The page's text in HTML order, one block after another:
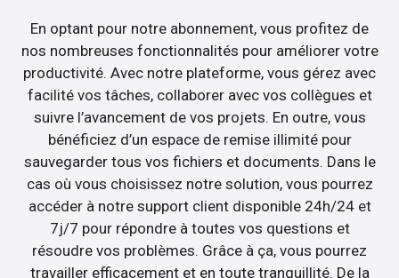
En optant pour notre abonnement, vous profitez de
nos nombreuses fonctionnalités pour améliorer votre
productivité. Avec notre plateforme, vous gérez avec
facilité vos tâches, collaborer avec vos collègues et
suivre l’avancement de vos projets. En outre, vous
bénéficiez d’un espace de remise illimité pour
sauvegarder tous vos fichiers et documents. Dans le
cas où vous choisissez notre solution, vous pourrez
accéder à notre support client disponible 24h/24 et
7j/7 pour répondre à toutes vos questions et
résoudre vos problèmes. Grâce à ça, vous pourrez
travailler efficacement et en toute tranquillité. De la